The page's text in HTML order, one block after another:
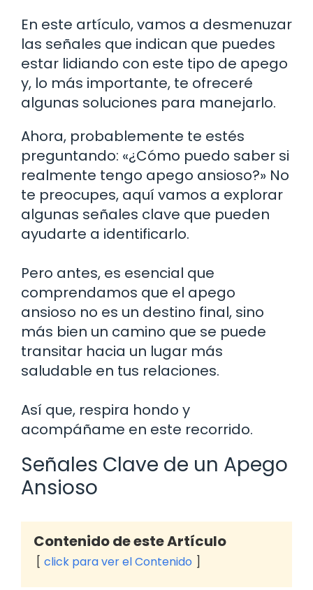
En este artículo, vamos a desmenuzar
las señales que indican que puedes
estar lidiando con este tipo de apego
y, lo más importante, te ofreceré
algunas soluciones para manejarlo.
Ahora, probablemente te estés
preguntando: «¿Cómo puedo saber si
realmente tengo apego ansioso?» No
te preocupes, aquí vamos a explorar
algunas señales clave que pueden
ayudarte a identificarlo.
Pero antes, es esencial que
comprendamos que el apego
ansioso no es un destino final, sino
más bien un camino que se puede
transitar hacia un lugar más
saludable en tus relaciones.
Así que, respira hondo y
acompáñame en este recorrido.
Señales Clave de un Apego
Ansioso
Contenido de este Artículo
click para ver el Contenido